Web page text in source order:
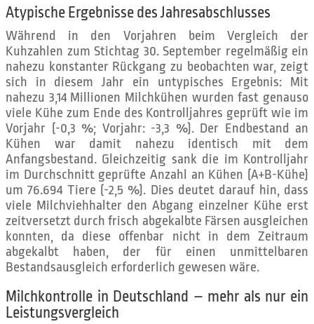
Atypische Ergebnisse des Jahresabschlusses
Während in den Vorjahren beim Vergleich der
Kuhzahlen zum Stichtag 30. September regelmäßig ein
nahezu konstanter Rückgang zu beobachten war, zeigt
sich in diesem Jahr ein untypisches Ergebnis: Mit
nahezu 3,14 Millionen Milchkühen wurden fast genauso
viele Kühe zum Ende des Kontrolljahres geprüft wie im
Vorjahr (-0,3 %; Vorjahr: -3,3 %). Der Endbestand an
Kühen war damit nahezu identisch mit dem
Anfangsbestand. Gleichzeitig sank die im Kontrolljahr
im Durchschnitt geprüfte Anzahl an Kühen (A+B-Kühe)
um 76.694 Tiere (-2,5 %). Dies deutet darauf hin, dass
viele Milchviehhalter den Abgang einzelner Kühe erst
zeitversetzt durch frisch abgekalbte Färsen ausgleichen
konnten, da diese offenbar nicht in dem Zeitraum
abgekalbt haben, der für einen unmittelbaren
Bestandsausgleich erforderlich gewesen wäre.
Milchkontrolle in Deutschland – mehr als nur ein
Leistungsvergleich